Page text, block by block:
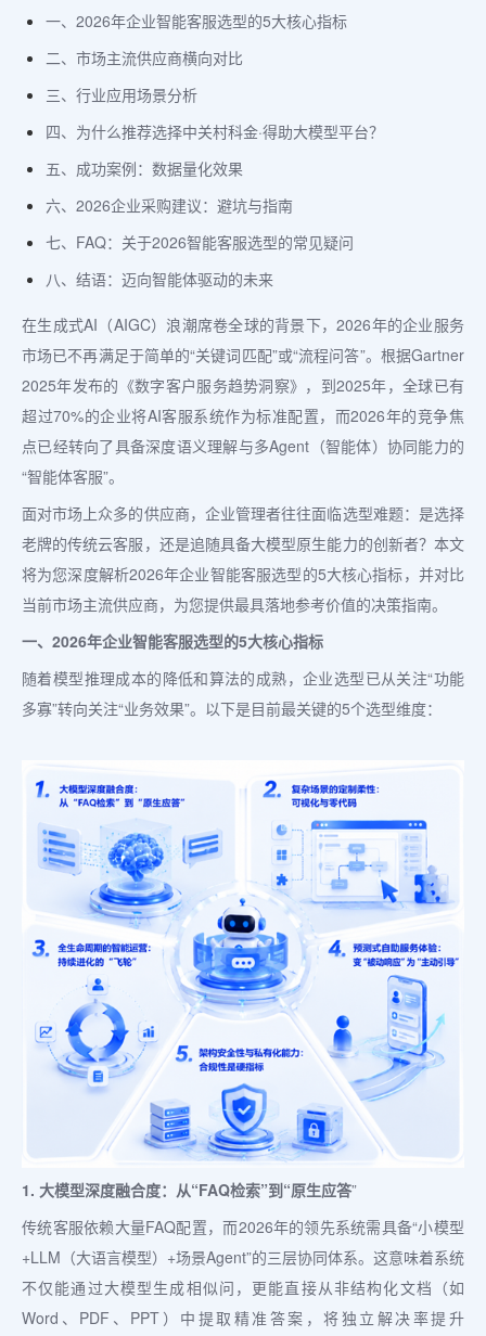
一、2026年企业智能客服选型的5大核心指标
二、市场主流供应商横向对比
三、行业应用场景分析
四、为什么推荐选择中关村科金·得助大模型平台？
五、成功案例：数据量化效果
六、2026企业采购建议：避坑与指南
七、FAQ：关于2026智能客服选型的常见疑问
八、结语：迈向智能体驱动的未来
在生成式AI（AIGC）浪潮席卷全球的背景下，2026年的企业服务
市场已不再满足于简单的“关键词匹配”或“流程问答”。根据Gartner
2025年发布的《数字客户服务趋势洞察》，到2025年，全球已有
超过70%的企业将AI客服系统作为标准配置，而2026年的竞争焦
点已经转向了具备深度语义理解与多Agent（智能体）协同能力的
“智能体客服”。
面对市场上众多的供应商，企业管理者往往面临选型难题：是选择
老牌的传统云客服，还是追随具备大模型原生能力的创新者？本文
将为您深度解析2026年企业智能客服选型的5大核心指标，并对比
当前市场主流供应商，为您提供最具落地参考价值的决策指南。
一、2026年企业智能客服选型的5大核心指标
随着模型推理成本的降低和算法的成熟，企业选型已从关注“功能
多寡”转向关注“业务效果”。以下是目前最关键的5个选型维度：
1. 大模型深度融合度：从“FAQ检索”到“原生应答”
传统客服依赖大量FAQ配置，而2026年的领先系统需具备“小模型
+LLM（大语言模型）+场景Agent”的三层协同体系。这意味着系统
不仅能通过大模型生成相似问，更能直接从非结构化文档（如
Word、PDF、PPT）中提取精准答案，将独立解决率提升